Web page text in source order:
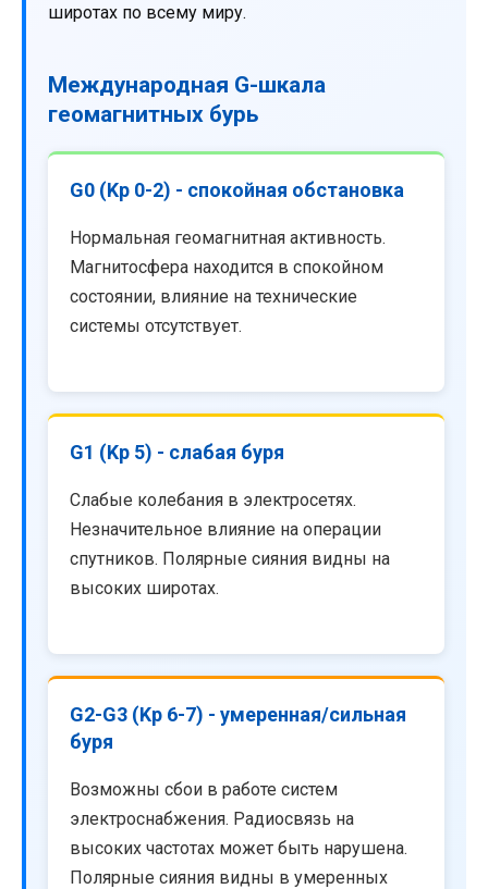
широтах по всему миру.
Международная G-шкала
геомагнитных бурь
G0 (Kp 0-2) - спокойная обстановка
Нормальная геомагнитная активность.
Магнитосфера находится в спокойном
состоянии, влияние на технические
системы отсутствует.
G1 (Kp 5) - слабая буря
Слабые колебания в электросетях.
Незначительное влияние на операции
спутников. Полярные сияния видны на
высоких широтах.
G2-G3 (Kp 6-7) - умеренная/сильная
буря
Возможны сбои в работе систем
электроснабжения. Радиосвязь на
высоких частотах может быть нарушена.
Полярные сияния видны в умеренных